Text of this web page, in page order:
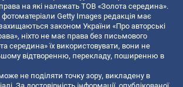
на які належать ТОВ «Золота середина».
фотоматеріали Getty Images редакція має
законом України «Про авторські
ніхто не має права без письмового
середина» їх використовувати, вони не
відтворенню, перекладу, поширенню в
не поділяти точку зору, викладену в